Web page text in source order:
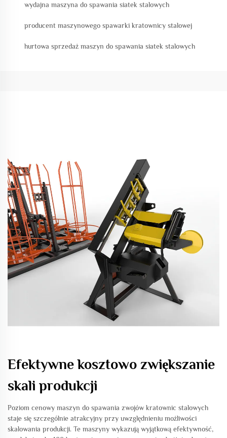
wydajna maszyna do spawania siatek stalowych
producent maszynowego spawarki kratownicy stalowej
hurtowa sprzedaż maszyn do spawania siatek stalowych
Efektywne kosztowo zwiększanie
skali produkcji
Poziom cenowy maszyn do spawania zwojów kratownic stalowych
staje się szczególnie atrakcyjny przy uwzględnieniu możliwości
skalowania produkcji. Te maszyny wykazują wyjątkową efektywność,